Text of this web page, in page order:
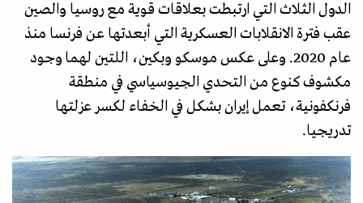
الدول الثلاث التي ارتبطت بعلاقات قوية مع روسيا والصين
عقب فترة الانقلابات العسكرية التي أبعدتها عن فرنسا منذ
عام 2020. وعلى عكس موسكو وبكين، اللتين لهما وجود
مكشوف كنوع من التحدي الجيوسياسي في منطقة
فرنكفونية، تعمل إيران بشكل في الخفاء لكسر عزلتها
تدريجيا.